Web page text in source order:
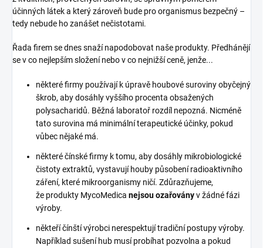
účinných látek a který zároveň bude pro organismus bezpečný –
tedy nebude ho zanášet nečistotami.
Řada firem se dnes snaží napodobovat naše produkty. Předhánějí
se v co nejlepším složení nebo v co nejnižší ceně, jenže...
některé firmy používají k úpravě houbové suroviny obyčejný
škrob, aby dosáhly vyššího procenta obsažených
polysacharidů. Běžná laboratoř rozdíl nepozná. Nicméně
tato surovina má minimální terapeutické účinky, pokud
vůbec nějaké má.
některé čínské firmy k tomu, aby dosáhly mikrobiologické
čistoty extraktů, vystavují houby působení radioaktivního
záření, které mikroorganismy ničí. Zdůrazňujeme,
že produkty MycoMedica nejsou ozařoványv žádné fázi
výroby.
někteří čínští výrobci nerespektují tradiční postupy výroby.
Například sušení hub musí probíhat pozvolna a pokud